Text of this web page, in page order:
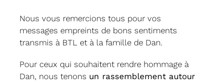
Nous vous remercions tous pour vos
messages empreints de bons sentiments
transmis à BTL et à la famille de Dan.
Pour ceux qui souhaitent rendre hommage à
Dan, nous tenons un rassemblement autour